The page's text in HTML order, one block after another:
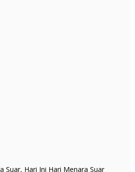
Suar, Hari Ini Hari Menara Suar